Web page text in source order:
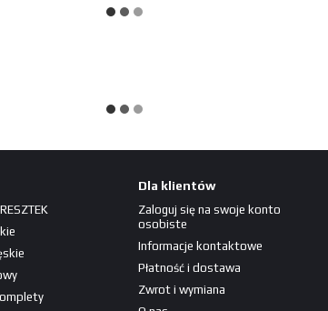
Dla klientów
Zaloguj się na swoje konto
osobiste
Informacje kontaktowe
Płatność i dostawa
Zwrot i wymiana